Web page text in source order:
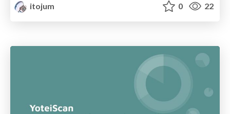
itojum
0 22